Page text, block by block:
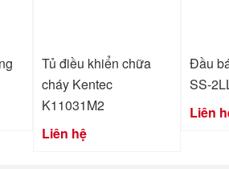
Tủ điều khiển chữa
cháy Kentec
K11031M2
Liên hệ
Đầu
SS-
Liên